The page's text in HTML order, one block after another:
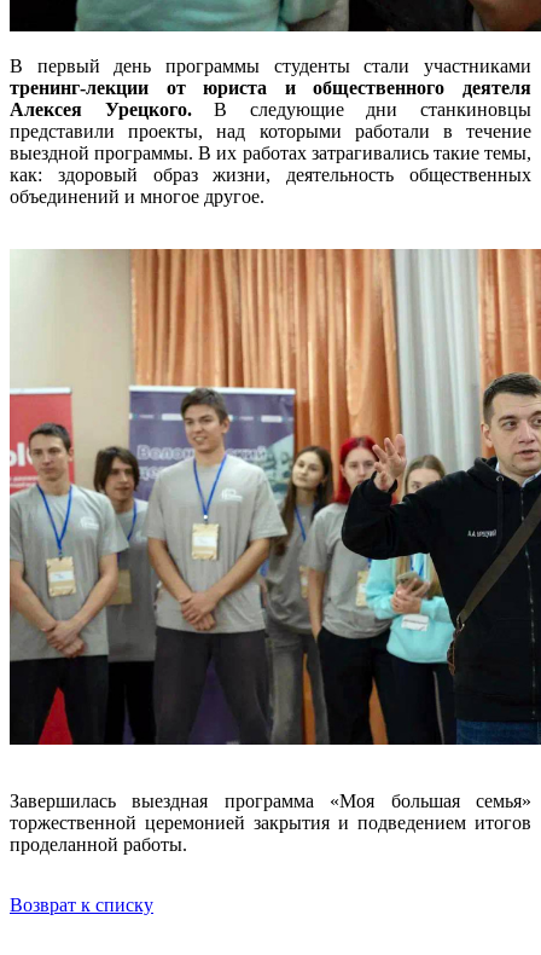
В первый день программы студенты стали участниками
тренинг-лекции от юриста и общественного деятеля
Алексея Урецкого.В следующие дни станкиновцы
представили проекты, над которыми работали в течение
выездной программы. В их работах затрагивались такие темы,
как: здоровый образ жизни, деятельность общественных
объединений и многое другое.
Завершилась выездная программа «Моя большая семья»
торжественной церемонией закрытия и подведением итогов
проделанной работы.
Возврат к списку